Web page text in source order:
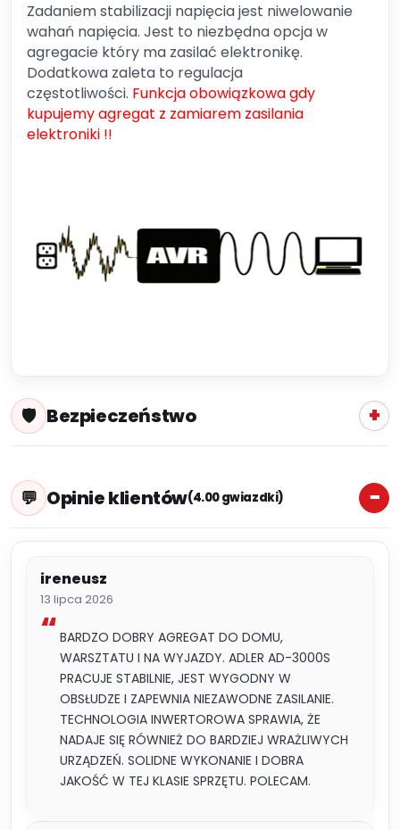
Zadaniem stabilizacji napięcia jest niwelowanie
wahań napięcia. Jest to niezbędna opcja w
agregacie który ma zasilać elektronikę.
Dodatkowa zaleta to regulacja
częstotliwości. Funkcja obowiązkowa gdy
kupujemy agregat z zamiarem zasilania
elektroniki !!
Bezpieczeństwo
Opinie klientów(4.00 gwiazdki)
ireneusz
13 lipca 2026
BARDZO DOBRY AGREGAT DO DOMU,
WARSZTATU I NA WYJAZDY. ADLER AD-3000S
PRACUJE STABILNIE, JEST WYGODNY W
OBSŁUDZE I ZAPEWNIA NIEZAWODNE ZASILANIE.
TECHNOLOGIA INWERTOROWA SPRAWIA, ŻE
NADAJE SIĘ RÓWNIEŻ DO BARDZIEJ WRAŻLIWYCH
URZĄDZEŃ. SOLIDNE WYKONANIE I DOBRA
JAKOŚĆ W TEJ KLASIE SPRZĘTU. POLECAM.